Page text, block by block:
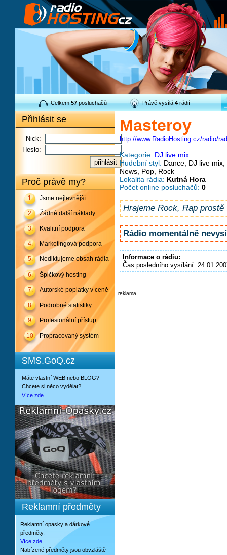
Celkem57posluchačů Právě vysílá4rádií
Přihlásit se
Nick:
Heslo:
Proč právě my?
1. Jsme nejlevnější
2. Žádné další náklady
3. Kvalitní podpora
4. Marketingová podpora
5. Nediktujeme obsah rádia
6. Špičkový hosting
7. Autorské poplatky v ceně
8. Podrobné statistiky
9. Profesionální přístup
10. Propracovaný systém
SMS.GoQ.cz
Máte vlastní WEB nebo BLOG?
Chcete si něco vydělat?
Více zde
Reklamní předměty
Reklamní opasky a dárkové
předměty.
Více zde.
Nabízené předměty jsou obvzláště
Masteroy
http://www.RadioHosting.cz/radio/
Kategorie: DJ live mix
Hudební styl: Dance, DJ live
News, Pop, Rock
Lokalita rádia: Kutná Hora
Počet online posluchačů: 0
Hrajeme Rock, Rap prostě
Rádio momentálně
Informace o rádiu:
Čas posledního vysílání:
reklama